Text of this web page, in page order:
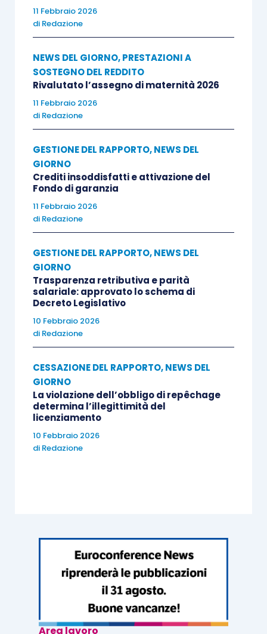
11 Febbraio 2026
di Redazione
NEWS DEL GIORNO,PRESTAZIONI A
SOSTEGNO DEL REDDITO
Rivalutato l’assegno di maternità 2026
11 Febbraio 2026
di Redazione
GESTIONE DEL RAPPORTO,NEWS DEL
GIORNO
Crediti insoddisfatti e attivazione del
Fondo di garanzia
11 Febbraio 2026
di Redazione
GESTIONE DEL RAPPORTO,NEWS DEL
GIORNO
Trasparenza retributiva e parità
salariale: approvato lo schema di
Decreto Legislativo
10 Febbraio 2026
di Redazione
CESSAZIONE DEL RAPPORTO,NEWS DEL
GIORNO
La violazione dell’obbligo di repêchage
determina l’illegittimità del
licenziamento
10 Febbraio 2026
di Redazione
Area lavoro